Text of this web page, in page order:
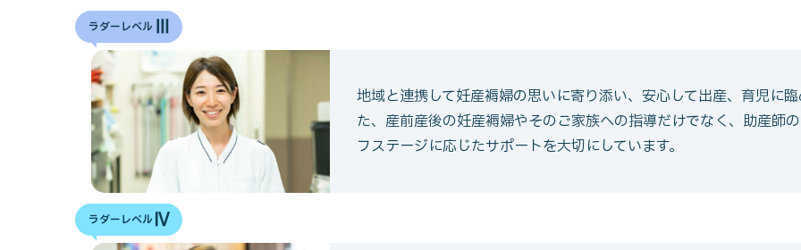
ラダーレベル Ⅲ
地域と連携して妊産褥婦の思いに寄り添い、安心して出産、育児に
た、産前産後の妊産褥婦やそのご家族への指導だけでなく、助産師
フステージに応じたサポートを大切にしています。
ラダーレベル Ⅳ